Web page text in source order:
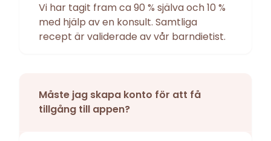
Vi har tagit fram ca 90 % själva och 10 %
med hjälp av en konsult. Samtliga
recept är validerade av vår barndietist.
Måste jag skapa konto för att få
tillgång till appen?